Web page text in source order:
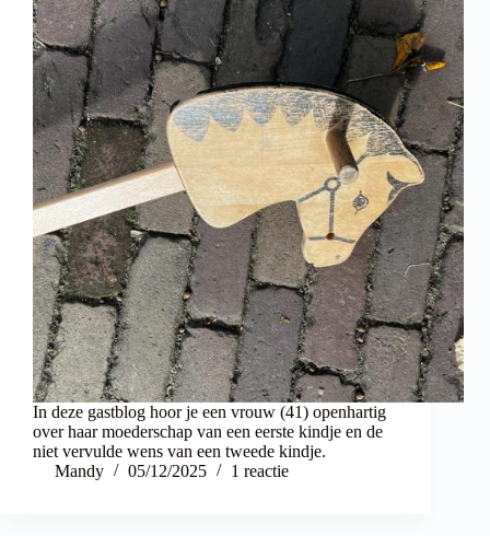
In deze gastblog hoor je een vrouw (41) openhartig
over haar moederschap van een eerste kindje en de
niet vervulde wens van een tweede kindje.
Mandy
05/12/2025 1 reactie